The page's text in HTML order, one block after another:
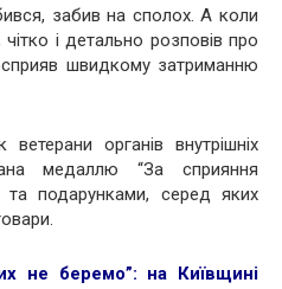
забив на сполох. А коли
чітко і детально розповів про
швидкому затриманню
органів внутрішніх
медаллю “За сприяння
та подарунками, серед яких
не беремо”: на Київщині